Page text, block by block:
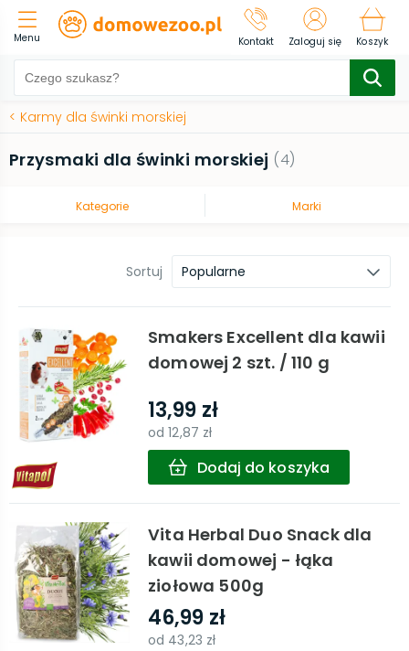
Menu Kontakt Zaloguj się Koszyk
< Karmy dla świnki morskiej
Przysmaki dla świnki morskiej (4)
Kategorie Marki
Sortuj Popularne
Smakers Excellent dla kawii
domowej 2 szt. / 110 g
13,99 zł
od12,87 zł
Dodaj do koszyka
Vita Herbal Duo Snack dla
kawii domowej - łąka
ziołowa 500g
46,99 zł
od 43,23 zł